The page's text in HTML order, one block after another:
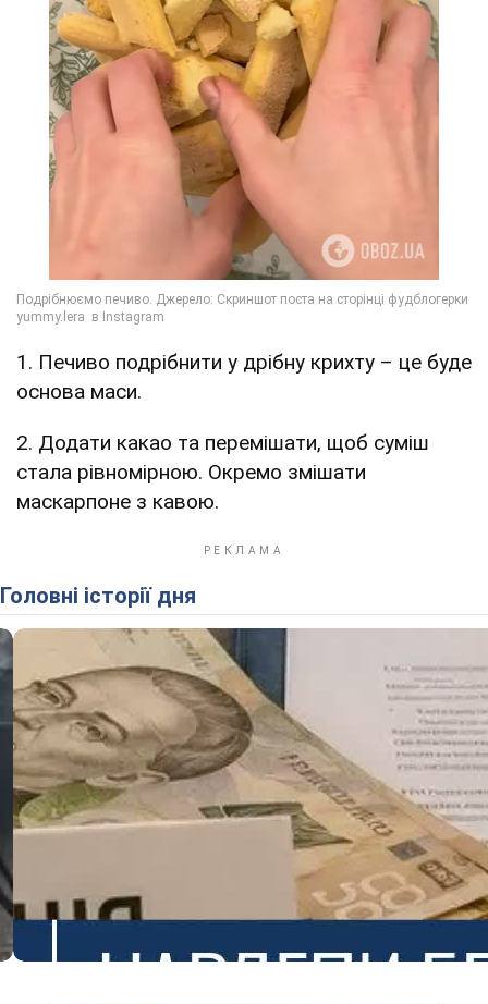
1. Печиво подрібнити у дрібну крихту – це буде
основа маси.
2. Додати какао та перемішати, щоб суміш
стала рівномірною. Окремо змішати
маскарпоне з кавою.
Головні історії дня